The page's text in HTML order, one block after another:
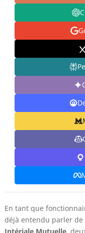
En tant que
déjà entendu parler de
Intériale Mutuelle,